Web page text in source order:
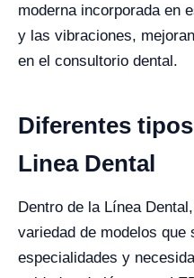
moderna incorporada en
y las vibraciones,
en el consultorio dental.
Diferentes
Linea Dental
Dentro de la Línea
variedad de modelos que
especialidades y